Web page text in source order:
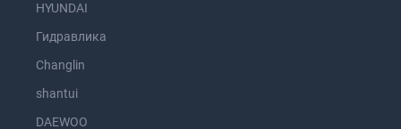
HYUNDAI
Гидравлика
Changlin
shantui
DAEWOO